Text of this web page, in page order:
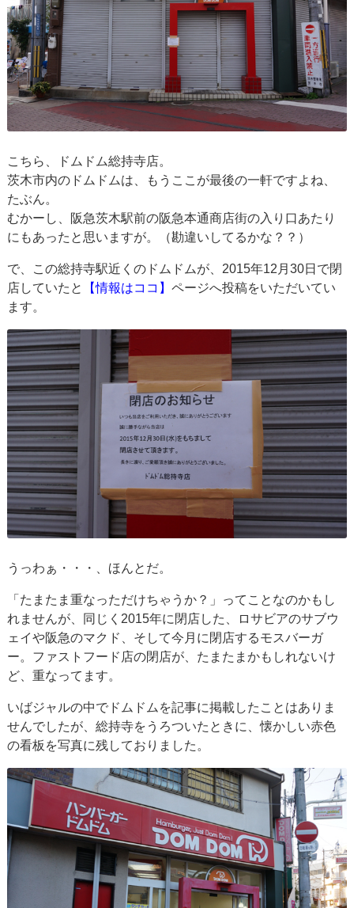
こちら、ドムドム総持寺店。
茨木市内のドムドムは、もうここが最後の一軒ですよね、
たぶん。
むかーし、阪急茨木駅前の阪急本通商店街の入り口あたり
にもあったと思いますが。（勘違いしてるかな？？）
で、この総持寺駅近くのドムドムが、2015年12月30日で閉
店していたと
【情報はココ】ページへ投稿をいただいてい
ます。
うっわぁ・・・、ほんとだ。
「たまたま重なっただけちゃうか？」ってことなのかもし
れませんが、同じく2015年に閉店した、ロサビアのサブウ
ェイや阪急のマクド、そして今月に閉店するモスバーガ
ー。ファストフード店の閉店が、たまたまかもしれないけ
ど、重なってます。
いばジャルの中でドムドムを記事に掲載したことはありま
せんでしたが、総持寺をうろついたときに、懐かしい赤色
の看板を写真に残しておりました。